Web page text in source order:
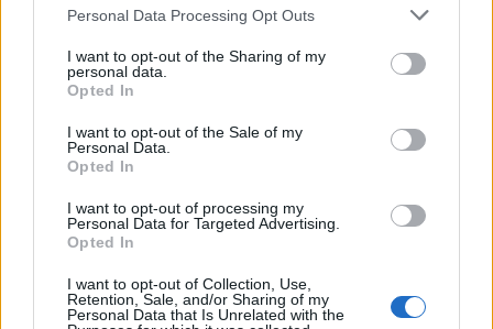
Please note that this website/app uses one or more Google
not limited to your visit or usage behaviour. You may click to
grant or deny consent to Google and its third-party tags to
use your data for below specified purposes in below Google
consent section.
Personal Data Processing Opt Outs
I want to opt-out of the Sharing of my
personal data.
Opted In
I want to opt-out of the Sale of my
Personal Data.
Opted In
I want to opt-out of processing my
Personal Data for Targeted Advertising.
Opted In
I want to opt-out of Collection, Use,
Retention, Sale, and/or Sharing of my
Personal Data that Is Unrelated with the
2024: A választások éve
BY:REAKTOR.HU2024. MÁJ 21.
A 2024-es év kétség kívül a választások éve,
így 4,2 milliárd embernek- a világ népességének
fele- lesz lehetősége szavazni. A világ, Európa és
benne Magyarország politikája a választásoknak
köszönhetően jelentősen megváltozhat. Hazánkban
június…